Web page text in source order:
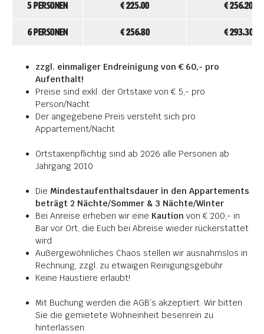
5 Personen € 225,00 € 256,20
6 Personen € 256,80 € 293,30
zzgl. einmaliger Endreinigung von € 60,- pro
Aufenthalt!
Preise sind exkl. der Ortstaxe von € 5,- pro
Person/Nacht
Der angegebene Preis versteht sich pro
Appartement/Nacht
Ortstaxenpflichtig sind ab 2026 alle Personen ab
Jahrgang 2010
Die Mindestaufenthaltsdauer in den Appartements
beträgt 2 Nächte/Sommer & 3 Nächte/Winter
Bei Anreise erheben wir eine Kaution von € 200,- in
Bar vor Ort, die Euch bei Abreise wieder rückerstattet
wird
Außergewöhnliches Chaos stellen wir ausnahmslos in
Rechnung, zzgl. zu etwaigen Reinigungsgebühr
Keine Haustiere erlaubt!
Mit Buchung werden die AGB`s akzeptiert. Wir bitten
Sie die gemietete Wohneinheit besenrein zu
hinterlassen.